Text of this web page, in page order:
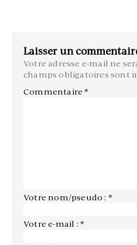
Laisser un
Votre adresse e-mail ne
champs obligatoires sont
Commentaire*
Votre nom/pseudo : *
Votre e-mail : *